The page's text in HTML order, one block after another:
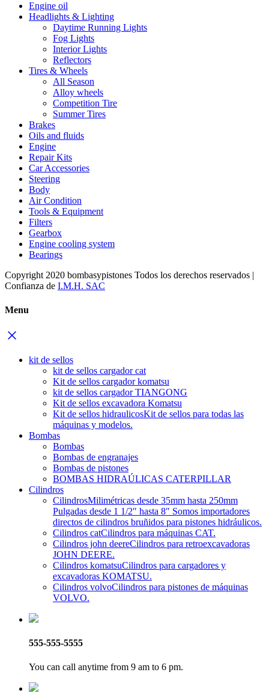
Engine oil
Headlights & Lighting
Daytime Running Lights
Fog Lights
Interior Lights
Reflectors
Tires & Wheels
All Season
Alloy wheels
Competition Tire
Summer Tires
Brakes
Oils and fluids
Engine
Repair Kits
Car Accessories
Steering
Body
Air Condition
Tools & Equipment
Filters
Gearbox
Engine cooling system
Bearings
Copyright 2020 bombasypistones Todos los derechos reservados |
Confianza de I.M.H. SAC
Menu
kit de sellos
kit de sellos cargador cat
Kit de sellos cargador komatsu
kit de sellos cargador TIANGONG
Kit de sellos excavadora Komatsu
Kit de sellos hidraulicosKit de sellos para todas las
máquinas y modelos.
Bombas
Bombas
Bombas de engranajes
Bombas de pistones
BOMBAS HIDRAÚLICAS CATERPILLAR
Cilindros
CilindrosMilimétricas desde 35mm hasta 250mm
Pulgadas desde 1 1/2″ hasta 8″ Somos importadores
directos de cilindros bruñidos para pistones hidráulicos.
Cilindros catCilindros para máquinas CAT.
Cilindros john deereCilindros para retroexcavadoras
JOHN DEERE.
Cilindros komatsuCilindros para cargadores y
excavadoras KOMATSU.
Cilindros volvoCilindros para pistones de máquinas
VOLVO.
555-555-5555
You can call anytime from 9 am to 6 pm.